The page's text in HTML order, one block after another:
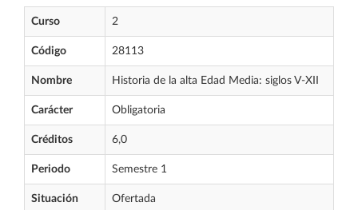
Curso 2
Código 28113
Nombre Historia de la alta Edad Media: siglos V-XII
Carácter Obligatoria
Créditos 6,0
Periodo Semestre 1
Situación Ofertada